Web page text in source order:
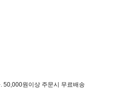
50,000원이상 주문시 무료배송